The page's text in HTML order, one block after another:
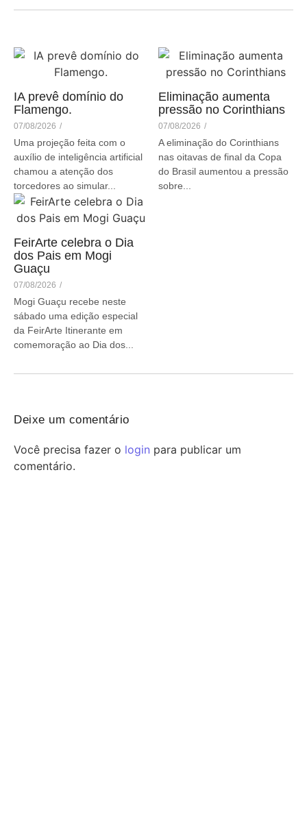
IA prevê domínio do
Flamengo.
07/08/2026 /
Uma projeção feita com o
auxílio de inteligência artificial
chamou a atenção dos
torcedores ao simular...
Eliminação aumenta
pressão no Corinthians
07/08/2026 /
A eliminação do Corinthians
nas oitavas de final da Copa
do Brasil aumentou a pressão
sobre...
FeirArte celebra o Dia
dos Pais em Mogi
Guaçu
07/08/2026 /
Mogi Guaçu recebe neste
sábado uma edição especial
da FeirArte Itinerante em
comemoração ao Dia dos...
Deixe um comentário
Você precisa fazer o login para publicar um
comentário.